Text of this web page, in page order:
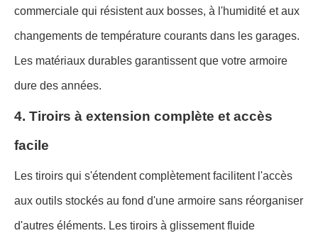
commerciale qui résistent aux bosses, à l'humidité et aux
changements de température courants dans les garages.
Les matériaux durables garantissent que votre armoire
dure des années.
4. Tiroirs à extension complète et accès
facile
Les tiroirs qui s'étendent complètement facilitent l'accès
aux outils stockés au fond d'une armoire sans réorganiser
d'autres éléments. Les tiroirs à glissement fluide